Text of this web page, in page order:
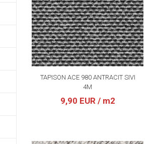
TAPISON ACE 980 ANTRACIT SIVI
4M
9,90 EUR / m2